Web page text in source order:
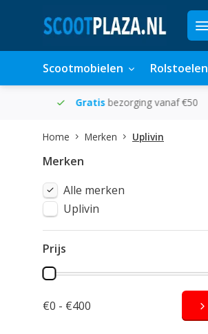
Scootmobielen Rolstoelen
Gratisbezorging vanaf €50
Home Merken Uplivin
Merken
Alle merken
Uplivin
Prijs
€0 - €400